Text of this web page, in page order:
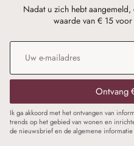
Nadat u zich hebt
waarde van € 15
E-mailadres
Ontvang
Ik ga akkoord met het ontvangen van
trends op het gebied van wonen en
de nieuwsbrief en de algemene